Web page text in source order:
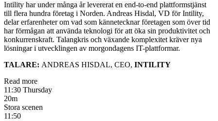
Intility har under många år levererat en end-to-end plattformstjänst
till flera hundra företag i Norden. Andreas Hisdal, VD för Intility,
delar erfarenheter om vad som kännetecknar företagen som över tid
har förmågan att använda teknologi för att öka sin produktivitet och
konkurrenskraft. Talangkris och växande komplexitet kräver nya
lösningar i utvecklingen av morgondagens IT-plattformar.
TALARE: ANDREAS HISDAL, CEO, INTILITY
Read more
11:30 Thursday
20m
Stora scenen
11:50